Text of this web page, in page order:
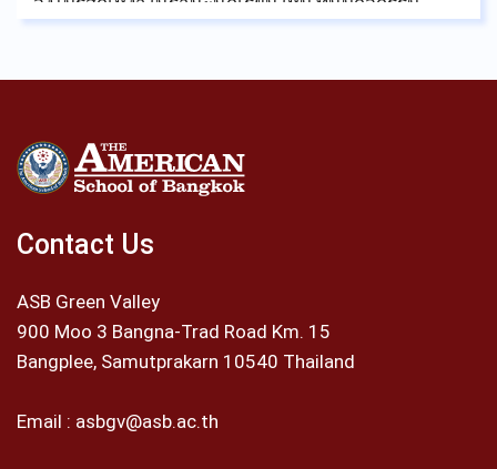
ของฉันคือ การได้เป็นสมาชิกทีมกอล์ฟของASBGV
เฉพาะการแข่งขันBangkok Cup ซึ่งเป็นทัวร์นาเมนต์
ของโรงเรียนนานาชาติในประเทศไทย ฉันภูมิใจมากที่
ฉันและเพื่อนร่วมทีมของฉันสามารถนำถ้วยรางวัล
ที่ ASBGV มอบให้ฉันคือโอกาสที่จะเติมเต็มความฝัน
ของฉัน ทั้งในด้านการเรียนและเล่นกอล์ฟ โรงเรียนได้
Division I ฉันได้รับทุนการศึกษาด้านกีฬาในฐานะผู้
Contact Us
ASB Green Valley
900 Moo 3 Bangna-Trad Road Km. 15
Bangplee, Samutprakarn 10540 Thailand
Email : asbgv@asb.ac.th